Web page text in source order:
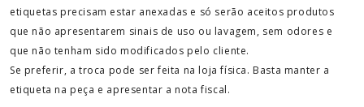
etiquetas precisam estar anexadas e só serão aceitos produtos
que não apresentarem sinais de uso ou lavagem, sem odores e
que não tenham sido modificados pelo cliente.
Se preferir, a troca pode ser feita na loja física. Basta manter a
etiqueta na peça e apresentar a nota fiscal.